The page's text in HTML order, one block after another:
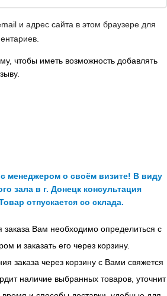
и адрес сайта в этом браузере для
чтобы иметь возможность добавлять
менеджером о своём визите! В виду
зала в г. Донецк консультация
отпускается со склада.
Вам необходимо определиться с
и заказать его через корзину.
заказа через корзину с Вами свяжется
наличие выбранных товаров, уточнит